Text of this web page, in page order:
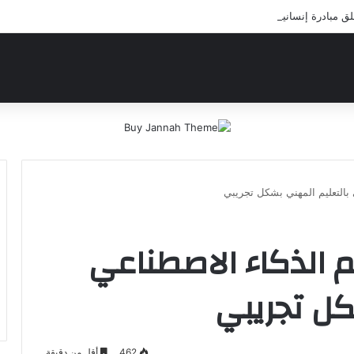
إنسانية لعلاج أيتام مدرسة كافل اليتيم
المهني بشكل تجريبي
الذكاء الاصطناعي
تجريبي